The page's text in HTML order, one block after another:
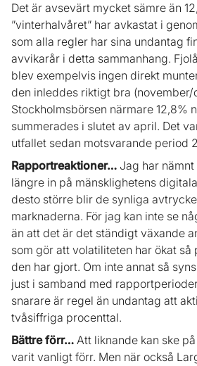
Det är avsevärt mycket sämre än
”vinterhalvåret” har avkastat i
som alla regler har sina undantag
avvikarår i detta sammanhang.
blev exempelvis ingen direkt
den inleddes riktigt bra
Stockholmsbörsen närmare 12,8%
summerades i slutet av april. Det
utfallet sedan motsvarande period
Rapportreaktioner… Jag har
längre in på mänsklighetens
desto större blir de synliga
marknaderna. För jag kan inte se
än att det är det ständigt växande
som gör att volatiliteten har ökat så
den har gjort. Om inte annat så
just i samband med
snarare är regel än undantag att
tvåsiffriga procenttal.
Bättre förr… Att liknande kan ske
varit vanligt förr. Men när också